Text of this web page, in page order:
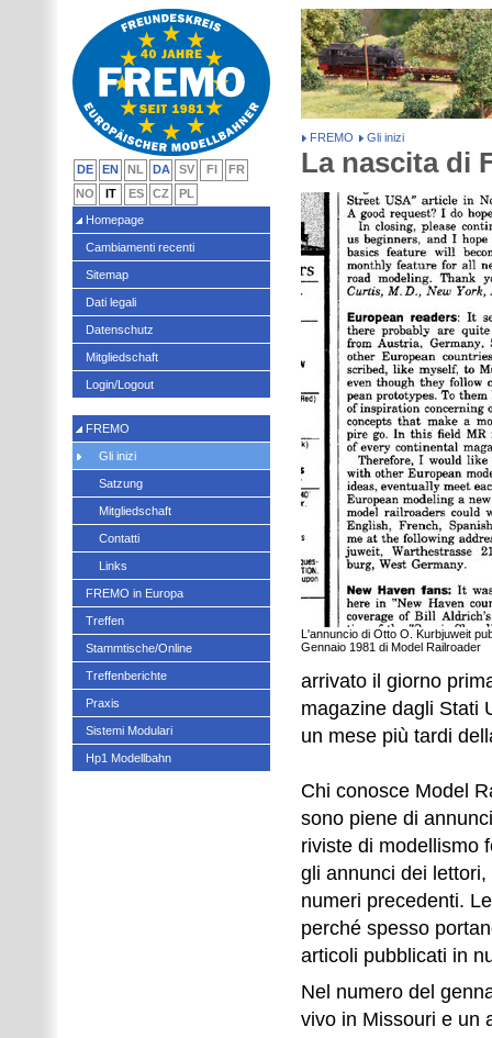
FREMO Gli inizi
La nascita di
L'annuncio di Otto O. Kurbjuweit
Gennaio 1981 di Model Railroader
arrivato il giorno
magazine dagli Stati
un mese più tardi
Chi conosce Model
sono piene di
riviste di modellismo
gli annunci dei
numeri precedenti.
perché spesso
articoli pubblicati in
Nel numero del
vivo in Missouri e un
DE EN NL DA SV FI
FR
NO
IT ES CZ
PL
Homepage
Cambiamenti recenti
Sitemap
Dati legali
Datenschutz
Mitgliedschaft
Login/Logout
FREMO
Gli inizi
Satzung
Mitgliedschaft
Contatti
Links
FREMO in Europa
Treffen
Stammtische/Online
Treffenberichte
Praxis
Sistemi Modulari
Hp1 Modellbahn